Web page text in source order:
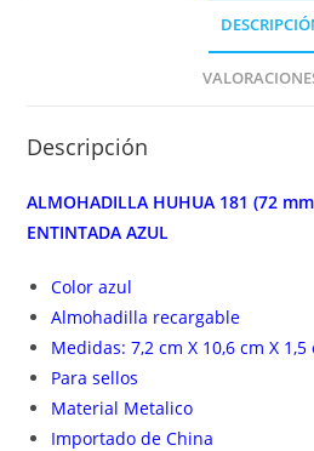
Descripción
ALMOHADILLA HUHUA 181 (72
ENTINTADA AZUL
Color azul
Almohadilla recargable
Medidas: 7,2 cm X 10,6 cm X 1,5
Para sellos
Material Metalico
Importado de China